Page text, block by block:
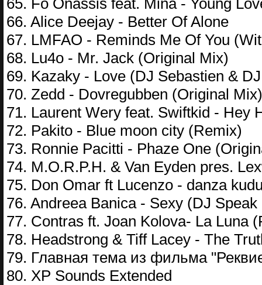
65. Fo Onassis feat. Mina - Young
66. Alice Deejay - Better Of Alone
67. LMFAO - Reminds Me Of You
68. Lu4o - Mr. Jack (Original Mix)
69. Kazaky - Love (DJ Sebastien &
70. Zedd - Dovregubben (Original Mix)
71. Laurent Wery feat. Swiftkid - Hey
72. Pakito - Blue moon city (Remix)
73. Ronnie Pacitti - Phaze One
74. M.O.R.P.H. & Van Eyden pres.
75. Don Omar ft Lucenzo - danza
76. Andreea Banica - Sexy (DJ
77. Contras ft. Joan Kolova- La Luna
78. Headstrong & Tiff Lacey - The
79. Главная тема из фильма
80. XP Sounds Extended